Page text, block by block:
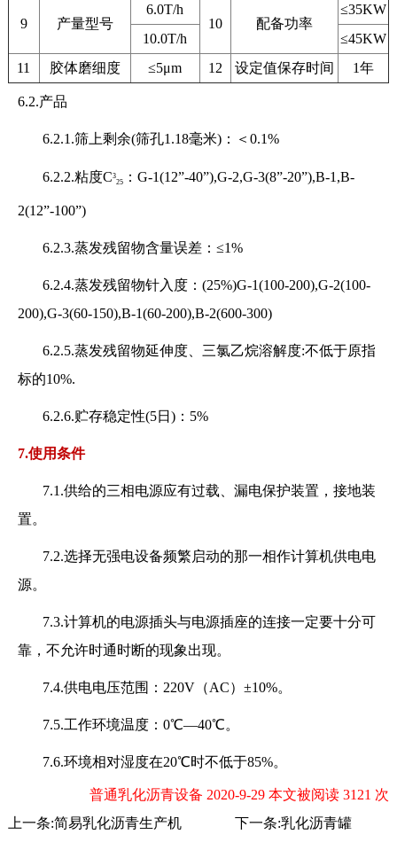
9 产量型号
6.0T/h
10
配备功率
≤35KW
10.0T/h
≤45KW
11
胶体磨细度 ≤5μm 12 设定值保存时间 1年
6.2.产品
6.2.1.筛上剩余(筛孔1.18毫米)：＜0.1%
6.2.2.粘度C3
25： G-1(12”-40”),G-2,G-3(8”-20”),B-1,B-
2(12”-100”)
6.2.3.蒸发残留物含量误差： ≤1%
6.2.4.蒸发残留物针入度： (25%)G-1(100-200),G-2(100-
200),G-3(60-150),B-1(60-200),B-2(600-300)
6.2.5.蒸发残留物延伸度、三氯乙烷溶解度:不低于原指
标的10%.
6.2.6.贮存稳定性(5日)： 5%
7.使用条件
7.1.供给的三相电源应有过载、漏电保护装置，接地装
置。
7.2.选择无强电设备频繁启动的那一相作计算机供电电
源。
7.3.计算机的电源插头与电源插座的连接一定要十分可
靠，不允许时通时断的现象出现。
7.4.供电电压范围：220V（AC）±10%。
7.5.工作环境温度：0℃—40℃。
7.6.环境相对湿度在20℃时不低于85%。
普通乳化沥青设备 2020-9-29 本文被阅读 3121 次
上一条:简易乳化沥青生产机 下一条:乳化沥青罐